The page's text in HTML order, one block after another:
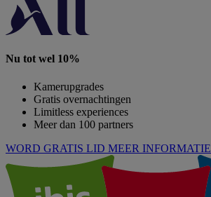
Nu tot wel 10%
Kamerupgrades
Gratis overnachtingen
Limitless experiences
Meer dan 100 partners
WORD GRATIS LID MEER INFORMATIE